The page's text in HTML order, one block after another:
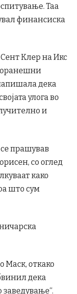
Таа
финансиска
Клер на Икс
дека
улога во
и
се прашував
со оглед
како
што сум
Маск, откако
дека